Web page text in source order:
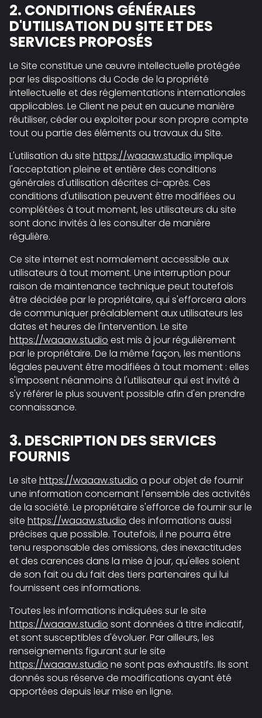
2. CONDITIONS GÉNÉRALES
D'UTILISATION DU SITE ET DES
SERVICES PROPOSÉS
Le Site constitue une œuvre intellectuelle protégée
par les dispositions du Code de la propriété
intellectuelle et des réglementations internationales
applicables. Le Client ne peut en aucune manière
réutiliser, céder ou exploiter pour son propre compte
tout ou partie des éléments ou travaux du Site.
L'utilisation du site https://waaaw.studio implique
l'acceptation pleine et entière des conditions
générales d'utilisation décrites ci-après. Ces
conditions d'utilisation peuvent être modifiées ou
complétées à tout moment, les utilisateurs du site
sont donc invités à les consulter de manière
régulière.
Ce site internet est normalement accessible aux
utilisateurs à tout moment. Une interruption pour
raison de maintenance technique peut toutefois
être décidée par le propriétaire, qui s'efforcera alors
de communiquer préalablement aux utilisateurs les
dates et heures de l'intervention. Le site
https://waaaw.studio est mis à jour régulièrement
par le propriétaire. De la même façon, les mentions
légales peuvent être modifiées à tout moment : elles
s'imposent néanmoins à l'utilisateur qui est invité à
s'y référer le plus souvent possible afin d'en prendre
connaissance.
3. DESCRIPTION DES SERVICES
FOURNIS
Le site https://waaaw.studio a pour objet de fournir
une information concernant l'ensemble des activités
de la société. Le propriétaire s'efforce de fournir sur le
site https://waaaw.studio des informations aussi
précises que possible. Toutefois, il ne pourra être
tenu responsable des omissions, des inexactitudes
et des carences dans la mise à jour, qu'elles soient
de son fait ou du fait des tiers partenaires qui lui
fournissent ces informations.
Toutes les informations indiquées sur le site
https://waaaw.studio sont données à titre indicatif,
et sont susceptibles d'évoluer. Par ailleurs, les
renseignements figurant sur le site
https://waaaw.studio ne sont pas exhaustifs. Ils sont
donnés sous réserve de modifications ayant été
apportées depuis leur mise en ligne.